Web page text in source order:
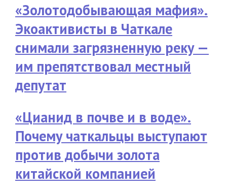
«Золотодобывающая мафия».
Экоактивисты в Чаткале
снимали загрязненную реку —
им препятствовал местный
депутат
«Цианид в почве и в воде».
Почему чаткальцы выступают
против добычи золота
китайской компанией